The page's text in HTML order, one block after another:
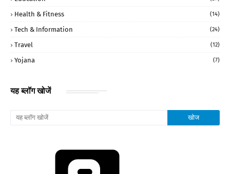
Health & Fitness (14)
Tech & Information (24)
Travel (12)
Yojana (7)
यह ब्लॉग खोजें